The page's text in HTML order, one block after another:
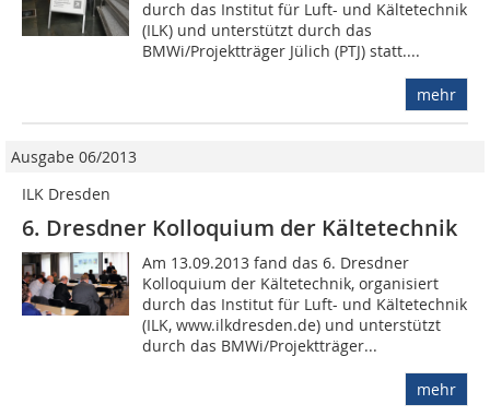
durch das Institut für Luft- und Kältetechnik
(ILK) und unterstützt durch das
BMWi/Projektträger Jülich (PTJ) statt....
mehr
Ausgabe 06/2013
ILK Dresden
6. Dresdner Kolloquium der Kältetechnik
Am 13.09.2013 fand das 6. Dresdner
Kolloquium der Kältetechnik, organisiert
durch das Institut für Luft- und Kältetechnik
(ILK, www.ilkdresden.de) und unterstützt
durch das BMWi/Projektträger...
mehr